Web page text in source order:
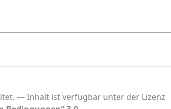
Inhalt ist verfügbar unter der Lizenz